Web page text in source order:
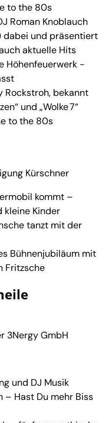
to the 80s
Roman Knoblauch
dabei und präsentiert
aktuelle Hits
Höhenfeuerwerk -
Rockstroh, bekannt
und „Wolke 7“
to the 80s
Kürschner
kommt –
kleine Kinder
tanzt mit der
Bühnenjubiläum mit
Fritzsche
3Nergy GmbH
und DJ Musik
– Hast Du mehr Biss